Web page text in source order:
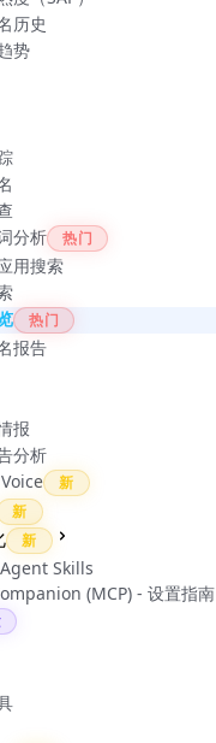
历史
势
分析
热门
用搜索
热门
报告
报
分析
新
新
新
Skills
(MCP) - 设置指南